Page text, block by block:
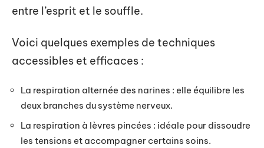
entre l’esprit et le souffle.
Voici quelques exemples de techniques
accessibles et efficaces :
La respiration alternée des narines : elle équilibre les
deux branches du système nerveux.
La respiration à lèvres pincées : idéale pour dissoudre
les tensions et accompagner certains soins.